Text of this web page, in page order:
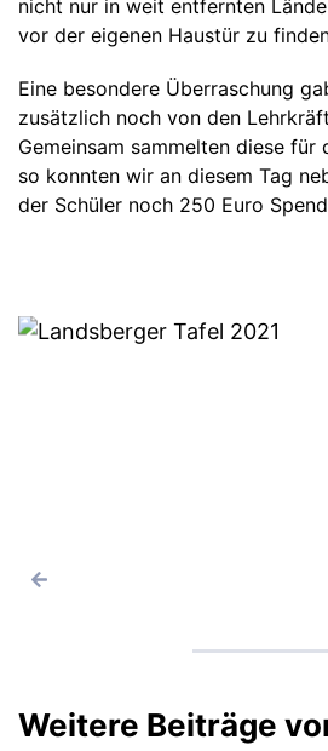
nicht nur in weit entfernten
vor der eigenen Haustür zu
Eine besondere Überraschung
zusätzlich noch von den
Gemeinsam sammelten diese für
so konnten wir an diesem Tag
der Schüler noch 250 Euro
Weitere Beiträge